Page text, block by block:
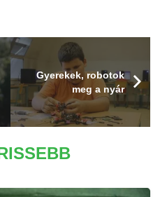
Gyerekek, robotok
meg a nyár